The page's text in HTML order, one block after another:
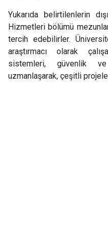
Yukarıda belirtilenlerin
Hizmetleri bölümü
tercih edebilirler.
araştırmacı olarak
sistemleri, güvenlik
uzmanlaşarak, çeşitli